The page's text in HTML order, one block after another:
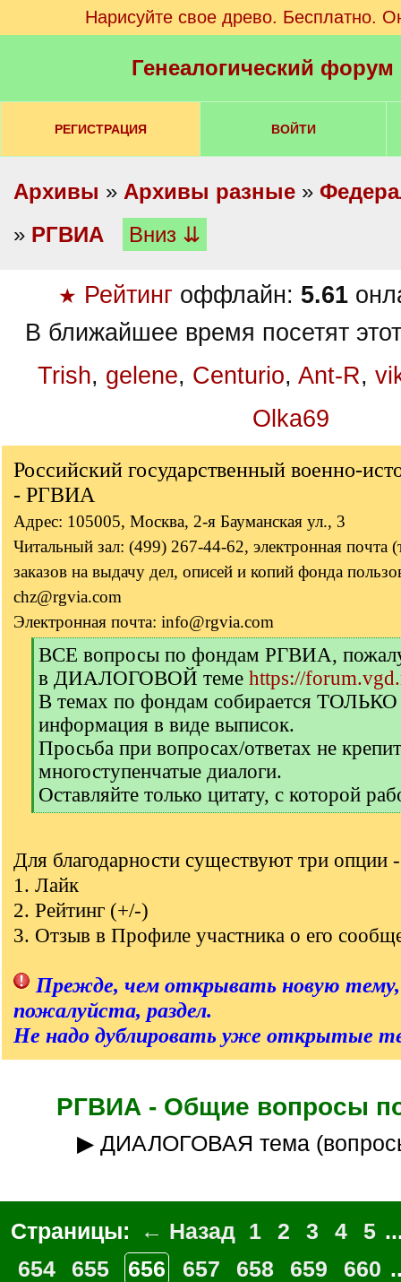
Нарисуйте свое древо. Бесплатно.
Генеалогический
РЕГИСТРАЦИЯ ВОЙТИ
Архивы » Архивы разные »
» РГВИА Вниз ⇊
★ Рейтинг оффлайн: 5.61
В ближайшее время посетят
Trish, gelene, Centurio, Ant-R,
Olka69
Российский государственный военно-
- РГВИА
Адрес: 105005, Москва, 2-я Бауманская ул., 3
Читальный зал: (499) 267-44-62, электронная почта
заказов на выдачу дел, описей и копий фонда
chz@rgvia.com
Электронная почта: info@rgvia.com
[
q
]
ВСЕ вопросы по фондам РГВИА,
в ДИАЛОГОВОЙ теме https://
В темах по фондам собирается ТОЛЬКО
информация в виде выписок.
Просьба при вопросах/ответах не
многоступенчатые диалоги.
Оставляйте только цитату, с которой
[
]
Для благодарности существуют три опции -
1. Лайк
2. Рейтинг (+/-)
3. Отзыв в Профиле участника о его
Прежде, чем открывать новую
пожалуйста, раздел.
Не надо дублировать уже открытые
РГВИА - Общие вопросы
▶ ДИАЛОГОВАЯ тема
Страницы: ← Назад 1 2 3 4 5
654
655 656 657 658 659 660